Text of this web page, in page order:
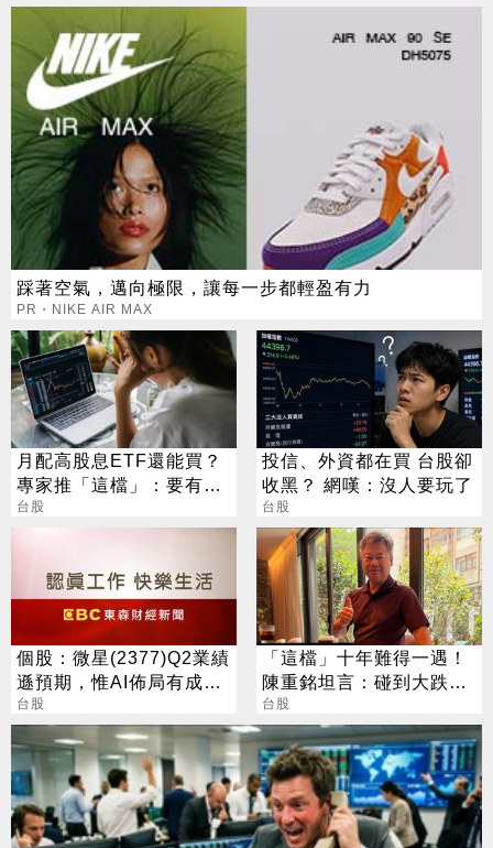
踩著空氣，邁向極限，讓每一步都輕盈有力
PR・NIKE AIR MAX
月配高股息ETF還能買？
專家推「這檔」：要有耐
心會長大
台股
投信、外資都在買 台股卻
收黑？ 網嘆：沒人要玩了
台股
個股：微星(2377)Q2業績
遜預期，惟AI佈局有成股
價震盪走多，週一大拉尾
盤
台股
「這檔」十年難得一遇！
陳重銘坦言：碰到大跌就
買進
台股